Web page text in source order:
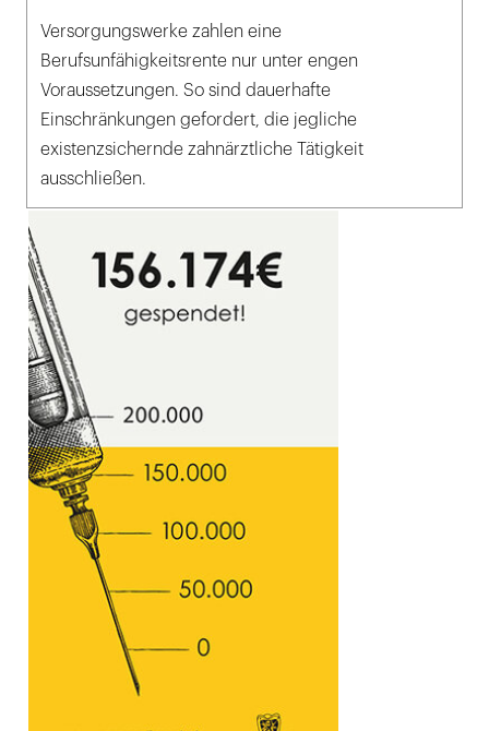
Versorgungswerke zahlen eine
Berufsunfähigkeitsrente nur unter engen
Voraussetzungen. So sind dauerhafte
Einschränkungen gefordert, die jegliche
existenzsichernde zahnärztliche Tätigkeit
ausschließen.